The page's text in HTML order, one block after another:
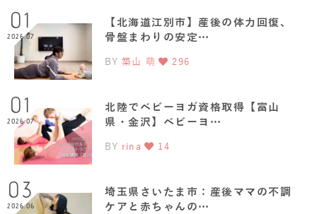
01
2026.07
【北海道江別市】産後の体力回復、
骨盤まわりの安定…
BY 築山 萌 296
01
2026.07
北陸でベビーヨガ資格取得【富山
県・金沢】ベビーヨ…
BY rina 14
03
2026.06
埼玉県さいたま市：産後ママの不調
ケアと赤ちゃんの…